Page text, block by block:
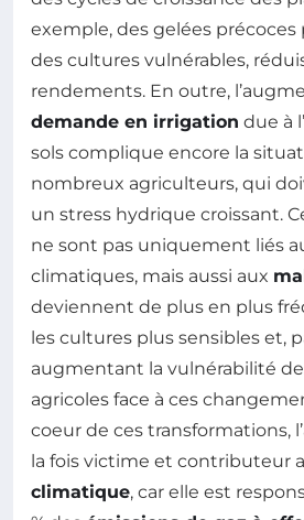
exemple, des gelées
des cultures vulnérables,
rendements. En outre,
demande en irrigation due à
sols complique encore la
nombreux agriculteurs, qui
un stress hydrique croissant.
ne sont pas uniquement liés
climatiques, mais aussi aux
deviennent de plus en plus
les cultures plus sensibles et,
augmentant la vulnérabilité
agricoles face à ces
coeur de ces transformations,
la fois victime et contributeur
climatique, car elle est